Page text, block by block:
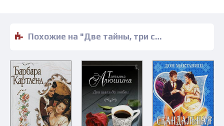
Похожие на "Две тайны, три сестры - Барбара Фритти" книги читать бесплатно полные версии